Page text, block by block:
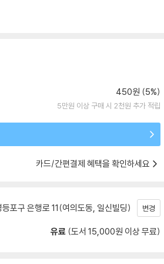
450원 (5%)
5만원 이상 구매 시 2천원 추가 적립
카드/간편결제 혜택을 확인하세요
포구 은행로 11(여의도동, 일신빌딩) 변경
유료 (도서 15,000원 이상 무료)